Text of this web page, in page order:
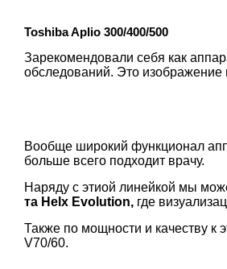
Toshiba Aplio 300/400/500
Зарекомендовали себя как
обследований. Это
Вообще широкий функционал
больше всего подходит врачу.
Наряду с этиой линейкой мы
та Helx Evolution, где
Также по мощности и качеству к
V70/60.